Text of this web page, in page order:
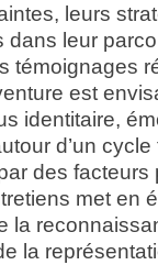
leurs
dans leur
témoignages
est
identitaire,
d’un
des
met en
la
la